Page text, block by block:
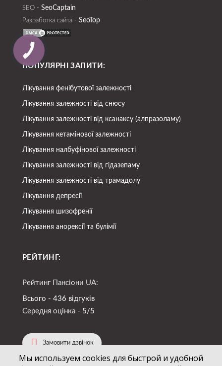
SEO - SeoСaptain
Разработка сайта - SeoTop
ПОПУЛЯРНІ ЗАПИТИ:
Лікування фенібутової залежності
Лікування залежності від снюсу
Лікування залежності від ксанаксу (алпразоламу)
Лікування кетамінової залежності
Лікування налбуфінової залежності
Лікування залежності від гідазепаму
Лікування залежності від трамадолу
Лікування депресії
Лікування шизофренії
Лікування анорексії та булімії
РЕЙТИНГ:
Рейтинг Пансіони UA:
Всього - 436 відгуків
Середня оцінка - 5/5
Замовити дзвінок
Мы используем cookies для быстрой и удобной